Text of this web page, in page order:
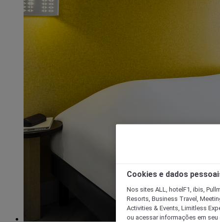
Cookies e dados
Nos sites ALL, hotelF1, ibis,
Resorts, Business Travel,
Activities & Events, Limitless
ou acessar informações em